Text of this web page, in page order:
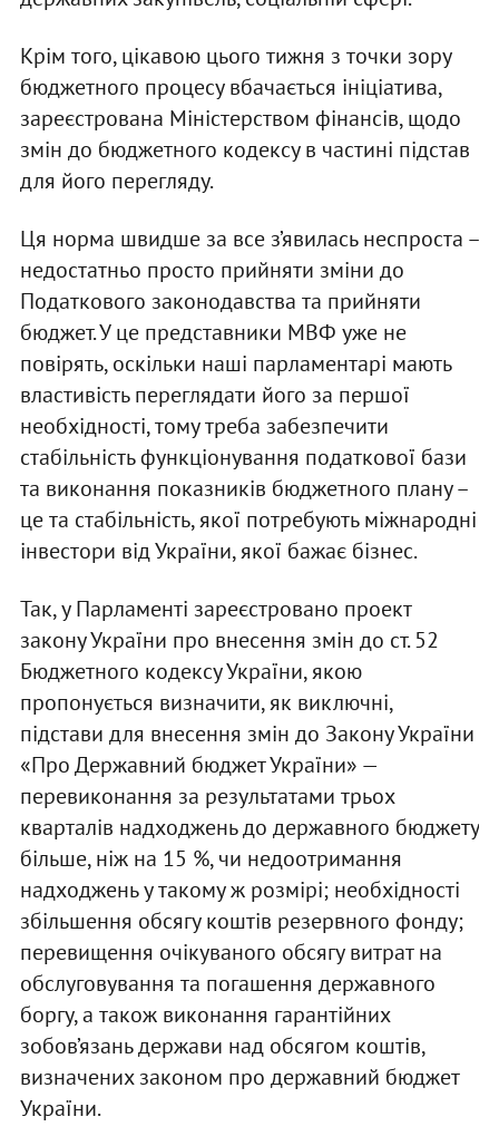
Крім того, цікавою цього тижня з точки зору
бюджетного процесу вбачається ініціатива,
зареєстрована Міністерством фінансів, щодо
змін до бюджетного кодексу в частині підстав
для його перегляду.
Ця норма швидше за все з’явилась неспроста –
недостатньо просто прийняти зміни до
Податкового законодавства та прийняти
бюджет. У це представники МВФ уже не
повірять, оскільки наші парламентарі мають
властивість переглядати його за першої
необхідності, тому треба забезпечити
стабільність функціонування податкової бази
та виконання показників бюджетного плану –
це та стабільність, якої потребують міжнародні
інвестори від України, якої бажає бізнес.
Так, у Парламенті зареєстровано проект
закону України про внесення змін до ст. 52
Бюджетного кодексу України, якою
пропонується визначити, як виключні,
підстави для внесення змін до Закону України
«Про Державний бюджет України» —
перевиконання за результатами трьох
кварталів надходжень до державного бюджету
більше, ніж на 15 %, чи недоотримання
надходжень у такому ж розмірі; необхідності
збільшення обсягу коштів резервного фонду;
перевищення очікуваного обсягу витрат на
обслуговування та погашення державного
боргу, а також виконання гарантійних
зобов’язань держави над обсягом коштів,
визначених законом про державний бюджет
України.